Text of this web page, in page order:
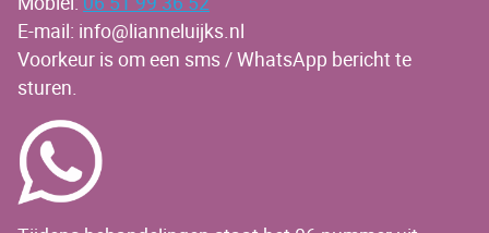
E-mail: info@lianneluijks.nl
Voorkeur is om een sms / WhatsApp bericht te
sturen.